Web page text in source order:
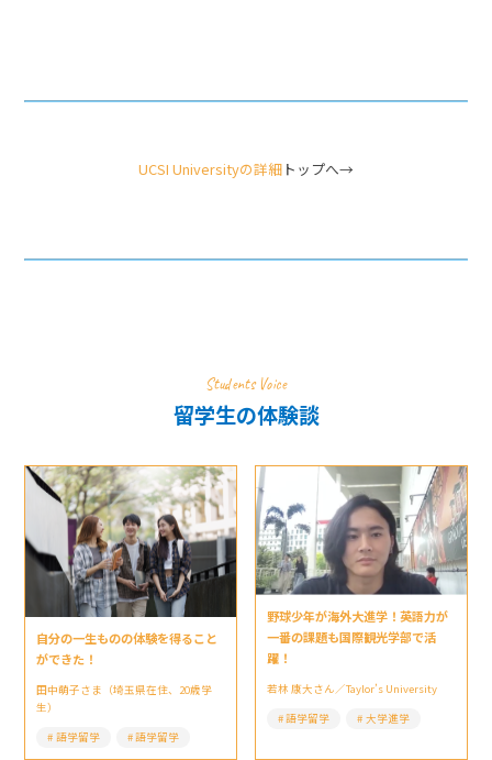
UCSI Universityの詳細 トップへ→
Students Voice
留学生の体験談
自分の一生ものの体験を得ること
ができた！
田中萌子さま（埼玉県在住、20歳学
生）
語学留学
語学留学
野球少年が海外大進学！英語力が
一番の課題も国際観光学部で活
躍！
若林 康大さん／Taylor’s University
語学留学
大学進学